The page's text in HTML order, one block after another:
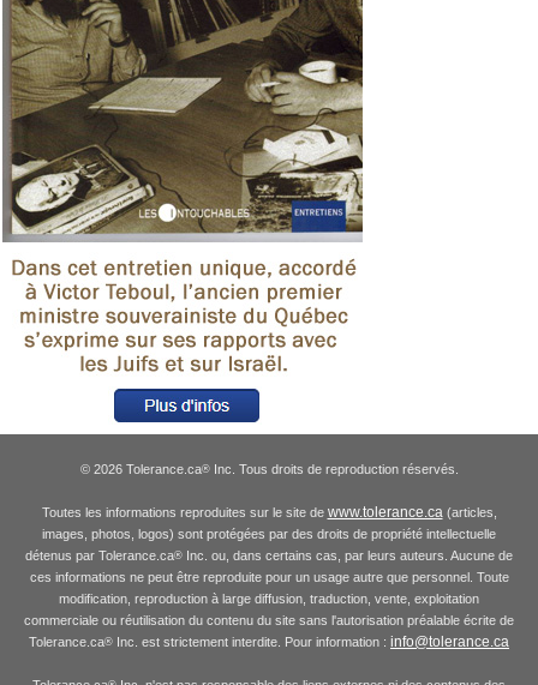
© 2026 Tolerance.ca®Inc. Tous droits de reproduction réservés.
Toutes les informations reproduites sur le site de www.tolerance.ca(articles,
images, photos, logos) sont protégées par des droits de propriété intellectuelle
détenus par Tolerance.ca® Inc. ou, dans certains cas, par leurs auteurs. Aucune de
ces informations ne peut être reproduite pour un usage autre que personnel. Toute
modification, reproduction à large diffusion, traduction, vente, exploitation
commerciale ou réutilisation du contenu du site sans l'autorisation préalable écrite de
Tolerance.ca® Inc. est strictement interdite. Pour information : info@tolerance.ca